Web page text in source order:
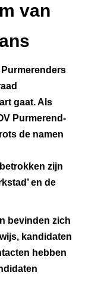
van
gaat. Als
Purmerend-
de namen
zijn
en de
bevinden zich
kandidaten
hebben